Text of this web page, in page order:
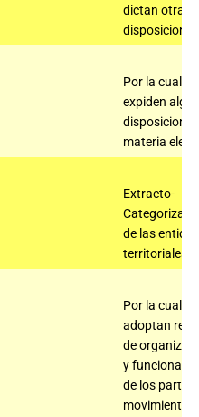
dictan otras
Por la cual se
expiden
materia
Extracto-
de las
territoriales.
Por la cual se
adoptan
de
y
de los
movimientos